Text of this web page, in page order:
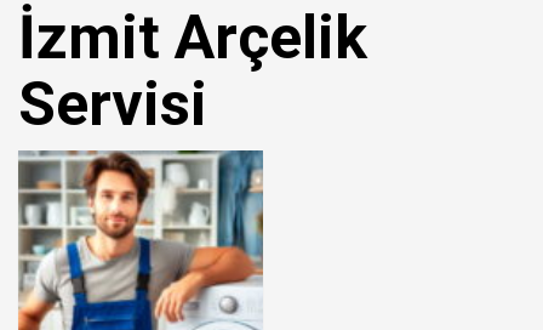
İzmit Arçelik
Servisi